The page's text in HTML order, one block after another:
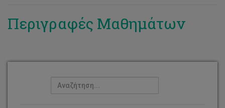
Ανδρούλλα Αθανασίου
Γεωργία Παύλου
Δημήτριος Μπόγλου
Περιγραφές Μαθημάτων